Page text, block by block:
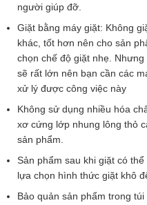
người giúp đỡ.
Giặt bằng máy giặt: Không
khác, tốt hơn nên cho sản
chọn chế độ giặt nhẹ.
sẽ rất lớn nên bạn cần các
xử lý được công việc này
Không sử dụng nhiều hóa
xơ cứng lớp nhung lông thỏ
sản phẩm.
Sản phẩm sau khi giặt có
lựa chọn hình thức giặt khô
Bảo quản sản phẩm trong